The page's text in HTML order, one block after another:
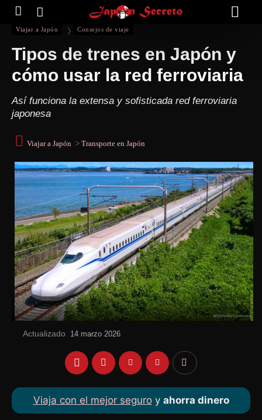
Viajar a Japón Consejos de viaje
Tipos de trenes en Japón y
cómo usar la red ferroviaria
Así funciona la extensa y sofisticada red ferroviaria
japonesa
Viajar a Japón > Transporte en Japón
Actualizado 14 marzo 2026
Viaja con el mejor seguroy ahorra dinero